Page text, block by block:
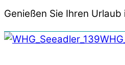
Genießen Sie Ihren